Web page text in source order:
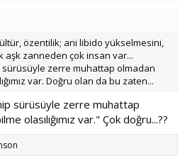
özentilik; ani libido yükselmesini,
aşk zanneden çok insan var...
zerre muhattap olmadan
var. Doğru olan da bu zaten...
sürüsüyle zerre muhattap
olasılığımız var." Çok doğru...??